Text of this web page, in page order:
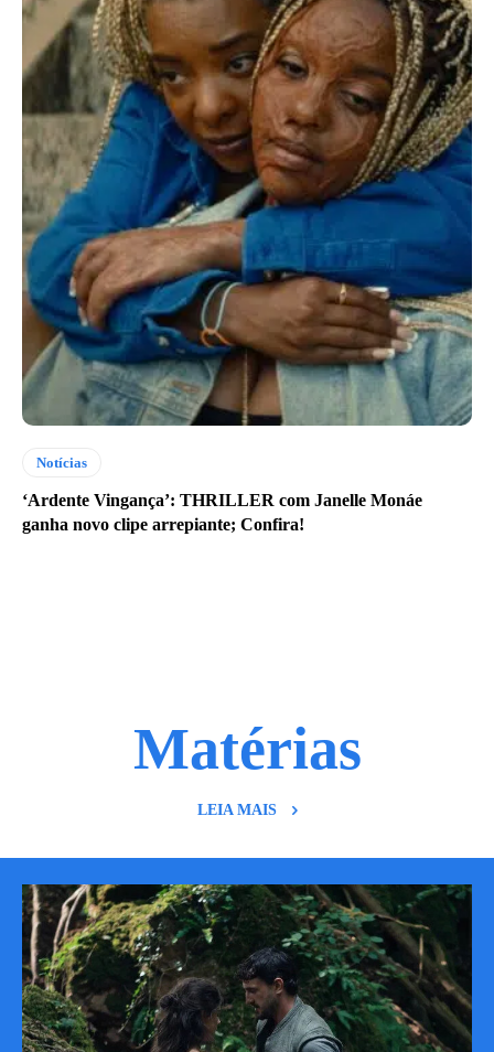
Notícias
‘Ardente Vingança’: THRILLER com Janelle Monáe
ganha novo clipe arrepiante; Confira!
Matérias
LEIA MAIS